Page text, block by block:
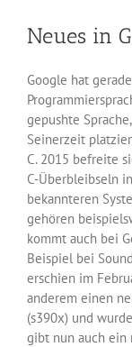
Neues in
Google hat
gepushte
Seinerzeit
C. 2015 befreite
C-Überbleibseln
bekannteren
gehören
kommt auch bei
Beispiel bei
erschien im
anderem einen
(s390x) und
gibt nun auch ein